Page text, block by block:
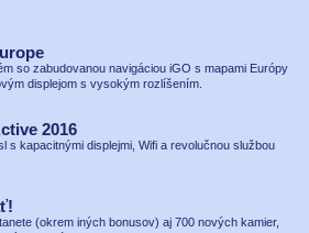
so zabudovanou navigáciou iGO s mapami Európy
displejom s vysokým rozlíšením.
2016
s kapacitnými displejmi, Wifi a revolučnou službou
(okrem iných bonusov) aj 700 nových kamier,